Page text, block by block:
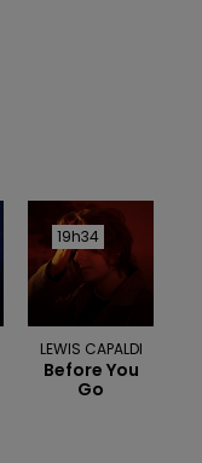
19h34
19h34
LEWIS CAPALDI
Before You
Go